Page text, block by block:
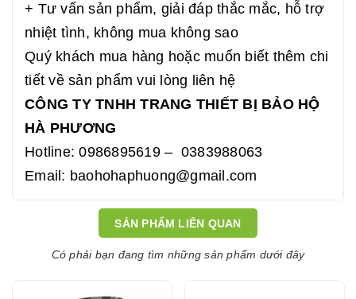
+ Tư vấn sản phẩm, giải đáp thắc mắc, hỗ trợ
nhiệt tình, không mua không sao
Quý khách mua hàng hoặc muốn biết thêm chi
tiết về sản phẩm vui lòng liên hệ
CÔNG TY TNHH TRANG THIẾT BỊ BẢO HỘ
HÀ PHƯƠNG
Hotline: 0986895619 – 0383988063
Email: baohohaphuong@gmail.com
SẢN PHẨM LIÊN QUAN
Có phải bạn đang tìm những sản phẩm dưới đây